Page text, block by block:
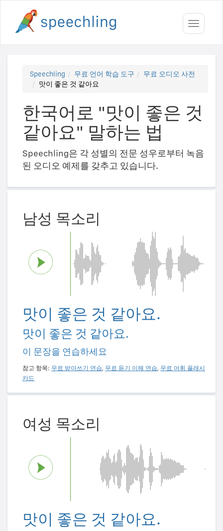
Toggle
Speechling 무료 언어 학습 도구
무료 오디오 사전
맛이 좋은 것 같아요
한국어로 "맛이 좋은 것
같아요" 말하는 법
Speechling은 각 성별의 전문 성우로부터 녹음
된 오디오 예제를 갖추고 있습니다.
남성 목소리
맛이 좋은 것 같아요.
맛이 좋은 것 같아요.
이 문장을 연습하세요
참고 항목: 무료 받아쓰기 연습, 무료 듣기 이해 연습, 무료 어휘 플래시
카드
여성 목소리
맛이 좋은 것 같아요.